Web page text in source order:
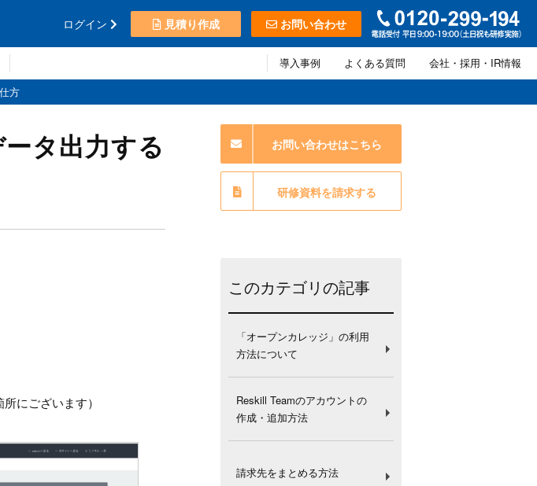
ログイン 見積り作成 お問い合わせ
導入事例 よくある質問
会社・採用・IR情報
方
タ出力する
にございます）
お問い合わせはこちら
研修資料を請求する
このカテゴリの記事
「オープンカレッジ」の利用
方法について
Reskill Teamのアカウントの
作成・追加方法
請求先をまとめる方法